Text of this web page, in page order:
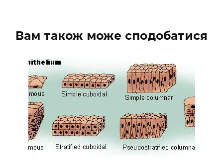
Вам також може сподобатися